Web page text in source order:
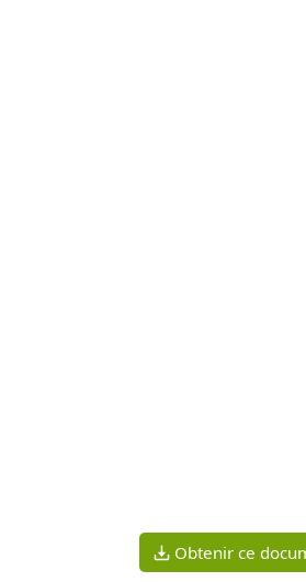
Obtenir ce